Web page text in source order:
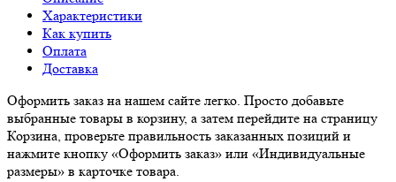
Характеристики
Как купить
Оплата
Доставка
Оформить заказ на нашем сайте легко. Просто добавьте
выбранные товары в корзину, а затем перейдите на страницу
Корзина, проверьте правильность заказанных позиций и
нажмите кнопку «Оформить заказ» или «Индивидуальные
размеры» в карточке товара.